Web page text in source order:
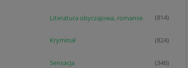
Literatura obyczajowa, romanse (814)
Kryminał (824)
Sensacja (346)